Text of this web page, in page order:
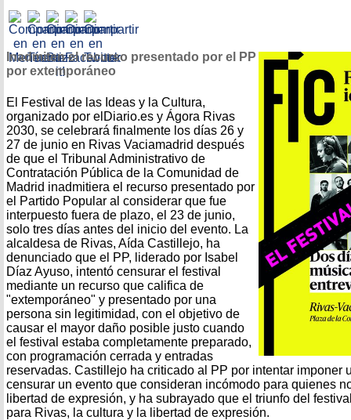
Inadmiten el recurso presentado por el PP
por extemporáneo
El Festival de las Ideas y la Cultura,
organizado por elDiario.es y Ágora Rivas
2030, se celebrará finalmente los días 26 y
27 de junio en Rivas Vaciamadrid después
de que el Tribunal Administrativo de
Contratación Pública de la Comunidad de
Madrid inadmitiera el recurso presentado por
el Partido Popular al considerar que fue
interpuesto fuera de plazo, el 23 de junio,
solo tres días antes del inicio del evento. La
alcaldesa de Rivas, Aída Castillejo, ha
denunciado que el PP, liderado por Isabel
Díaz Ayuso, intentó censurar el festival
mediante un recurso que califica de
"extemporáneo" y presentado por una
persona sin legitimidad, con el objetivo de
causar el mayor daño posible justo cuando
el festival estaba completamente preparado,
con programación cerrada y entradas
reservadas. Castillejo ha criticado al PP por intentar imponer
censurar un evento que consideran incómodo para quienes
libertad de expresión, y ha subrayado que el triunfo del
para Rivas, la cultura y la libertad de expresión.